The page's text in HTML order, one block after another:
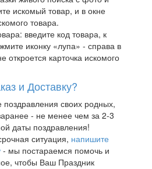
искомый товар, и в окне
товара.
введите код товара, к
иконку «лупа» - справа в
откроется карточка искомого
и Доставку?
своих родных,
- не менее чем за 2-3
даты поздравления!
ситуация, напишите
- мы постараемся помочь и
чтобы Ваш Праздник